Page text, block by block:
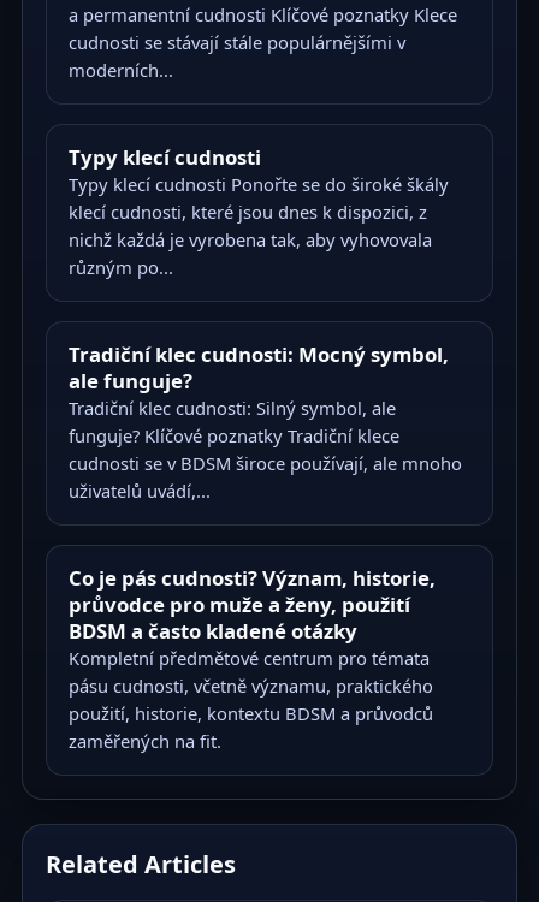
a permanentní cudnosti Klíčové poznatky Klece
cudnosti se stávají stále populárnějšími v
moderních...
Typy klecí cudnosti
Typy klecí cudnosti Ponořte se do široké škály
klecí cudnosti, které jsou dnes k dispozici, z
nichž každá je vyrobena tak, aby vyhovovala
různým po...
Tradiční klec cudnosti: Mocný symbol,
ale funguje?
Tradiční klec cudnosti: Silný symbol, ale
funguje? Klíčové poznatky Tradiční klece
cudnosti se v BDSM široce používají, ale mnoho
uživatelů uvádí,...
Co je pás cudnosti? Význam, historie,
průvodce pro muže a ženy, použití
BDSM a často kladené otázky
Kompletní předmětové centrum pro témata
pásu cudnosti, včetně významu, praktického
použití, historie, kontextu BDSM a průvodců
zaměřených na fit.
Related Articles